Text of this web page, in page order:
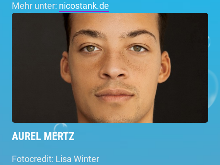
Mehr unter: nicostank.de
AUREL MERTZ
Fotocredit: Lisa Winter